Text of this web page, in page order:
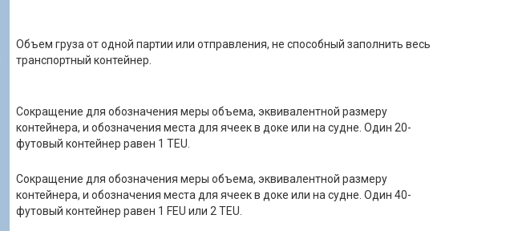
Объем груза от одной партии или отправления, не способный заполнить весь
транспортный контейнер.
Сокращение для обозначения меры объема, эквивалентной размеру
контейнера, и обозначения места для ячеек в доке или на судне. Один 20-
футовый контейнер равен 1 TEU.
Сокращение для обозначения меры объема, эквивалентной размеру
контейнера, и обозначения места для ячеек в доке или на судне. Один 40-
футовый контейнер равен 1 FEU или 2 TEU.